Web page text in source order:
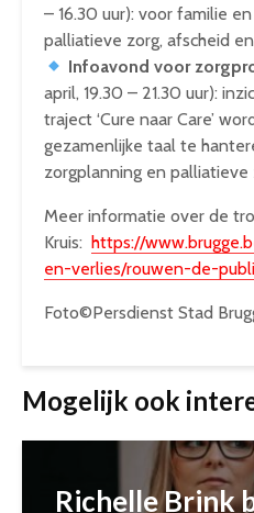
– 16.30 uur): voor familie
palliatieve zorg, afscheid
Infoavond voor
april, 19.30 – 21.30 uur):
traject ‘Cure naar Care’
gezamenlijke taal te
zorgplanning en palliatieve
Meer informatie over de
Kruis: https://
en-verlies/rouwen-de-
Foto©Persdienst Stad
Mogelijk ook
Richelle Brink